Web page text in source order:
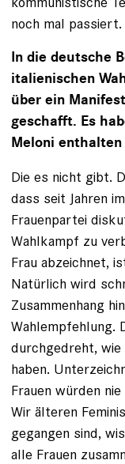
noch mal passiert.
In die deutsche
italienischen
über ein
geschafft. Es
Meloni
Die es nicht gibt.
dass seit Jahren
Frauenpartei
Wahlkampf zu
Frau abzeichnet,
Natürlich wird
Zusammenhang
Wahlempfehlung.
durchgedreht,
haben.
Frauen würden
Wir älteren
gegangen sind,
alle Frauen